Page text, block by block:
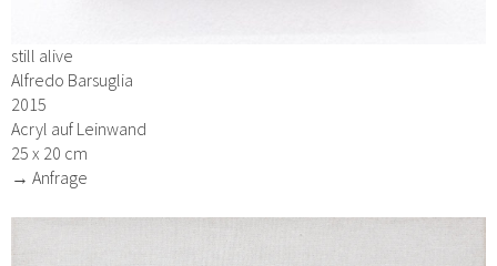
still alive
Alfredo Barsuglia
2015
Acryl auf Leinwand
25 x 20 cm
→ Anfrage